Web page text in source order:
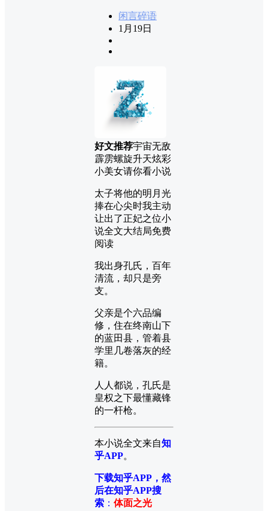
闲言碎语
1月19日
好文推荐宇宙无敌
霹雳螺旋升天炫彩
小美女请你看小说
太子将他的明月光
捧在心尖时我主动
让出了正妃之位小
说全文大结局免费
阅读
我出身孔氏，百年
清流，却只是旁
支。
父亲是个六品编
修，住在终南山下
的蓝田县，管着县
学里几卷落灰的经
籍。
人人都说，孔氏是
皇权之下最懂藏锋
的一杆枪。
本小说全文来自知
乎APP。
下载知乎APP，然
后在知乎APP搜
索 ： 体面之光